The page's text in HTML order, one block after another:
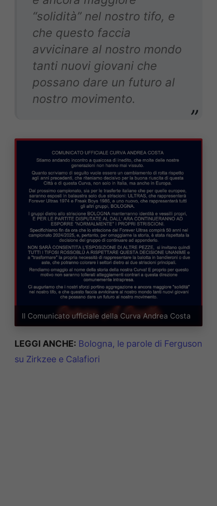
“solidità” nel nostro tifo, e
che questo faccia
avvicinare al nostro mondo
tanti nuovi giovani che
possano dare un futuro al
nostro movimento.
Il Comunicato ufficiale della Curva Andrea Costa
LEGGI ANCHE: Bologna, le parole di Ferguson
su Zirkzee e Calafiori